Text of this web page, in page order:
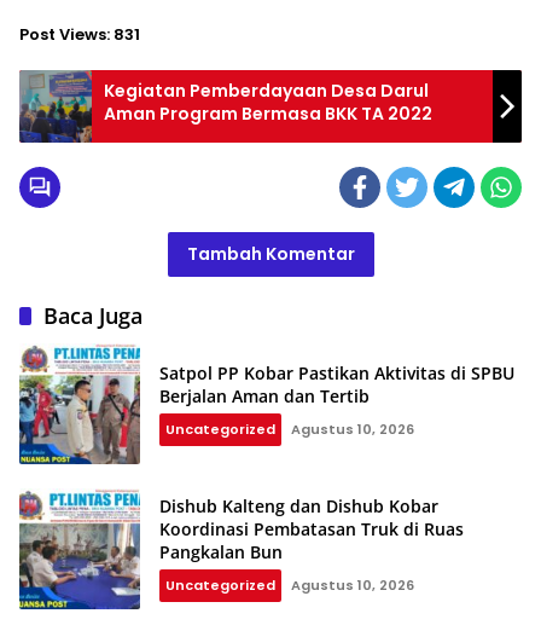
Post Views: 831
Kegiatan Pemberdayaan Desa Darul
Aman Program Bermasa BKK TA 2022
Tambah Komentar
Baca Juga
Satpol PP Kobar Pastikan Aktivitas di SPBU
Berjalan Aman dan Tertib
Uncategorized Agustus 10, 2026
Dishub Kalteng dan Dishub Kobar
Koordinasi Pembatasan Truk di Ruas
Pangkalan Bun
Uncategorized Agustus 10, 2026